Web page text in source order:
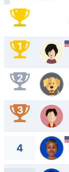
1
2
3
4